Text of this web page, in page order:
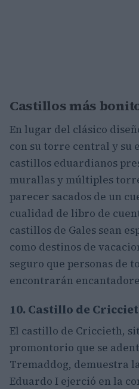
Castillos más
En lugar del clásico
con su torre central y su
castillos eduardianos
murallas y múltiples
parecer sacados de un
cualidad de libro de
castillos de Gales sean
como destinos de
seguro que personas de
encontrarán
10. Castillo de
El castillo de Criccieth,
promontorio que se
Tremaddog, demuestra
Eduardo I ejerció en la